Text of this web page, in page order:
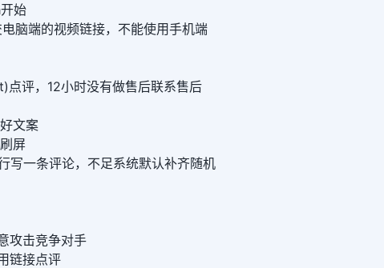
始
脑端的视频链接，不能使用手机端
点评，12小时没有做售后联系售后
文案
屏
写一条评论，不足系统默认补齐随机
攻击竞争对手
链接点评